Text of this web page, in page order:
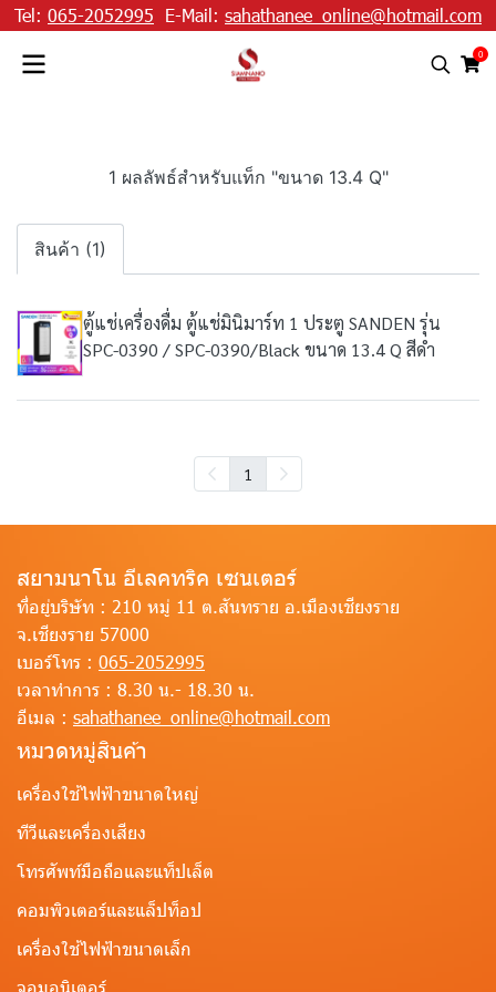
Tel: 065-2052995 E-Mail: sahathanee_online@hotmail.com
0
1 ผลลัพธ์สำหรับแท็ก "ขนาด 13.4 Q"
สินค้า (1)
ตู้แช่เครื่องดื่ม ตู้แช่มินิมาร์ท 1 ประตู SANDEN รุ่น
SPC-0390 / SPC-0390/Black ขนาด 13.4 Q สีดำ
1
สยามนาโน อีเลคทริค เซนเตอร์
ที่อยู่บริษัท : 210 หมู่ 11 ต.สันทราย อ.เมืองเชียงราย
จ.เชียงราย 57000
เบอร์โทร : 065-2052995
เวลาทำการ : 8.30 น.- 18.30 น.
อีเมล : sahathanee_online@hotmail.com
หมวดหมู่สินค้า
เครื่องใช้ไฟฟ้าขนาดใหญ่
ทีวีและเครื่องเสียง
โทรศัพท์มือถือและแท็ปเล็ต
คอมพิวเตอร์และแล็ปท็อป
เครื่องใช้ไฟฟ้าขนาดเล็ก
จอมอนิเตอร์